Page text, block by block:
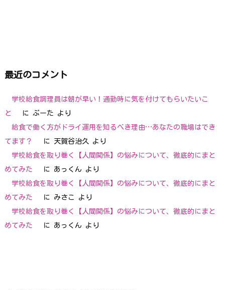
最近のコメント
学校給食調理員は朝が早い！通勤時に気を付けてもらいたいこ
と
に ぷーた より
給食で働く方がドライ運用を知るべき理由…あなたの職場はでき
てます？
に 天賀谷治久
より
学校給食を取り巻く【人間関係】の悩みについて、徹底的にまと
めてみた
に あっくん より
学校給食を取り巻く【人間関係】の悩みについて、徹底的にまと
めてみた
に みさこ
より
学校給食を取り巻く【人間関係】の悩みについて、徹底的にまと
めてみた
に あっくん より